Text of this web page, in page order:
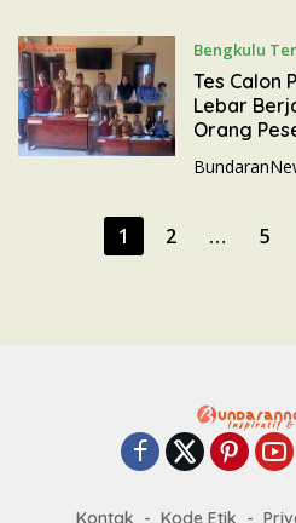
Bengkulu
Tes Calon
Lebar
Orang
1 2 … 5
Kontak Kode Etik